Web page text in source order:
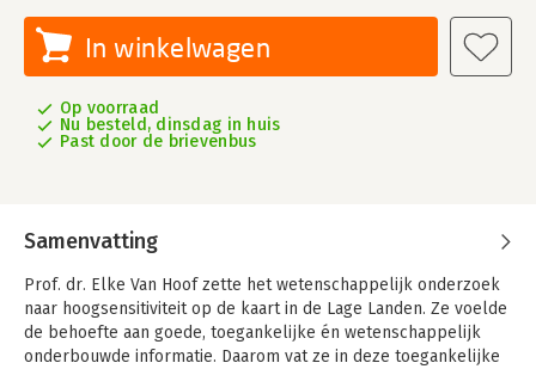
In winkelwagen
Op voorraad
Nu besteld, dinsdag in huis
Past door de brievenbus
Samenvatting
Prof. dr. Elke Van Hoof zette het wetenschappelijk onderzoek
naar hoogsensitiviteit op de kaart in de Lage Landen. Ze voelde
de behoefte aan goede, toegankelijke én wetenschappelijk
onderbouwde informatie. Daarom vat ze in deze toegankelijke